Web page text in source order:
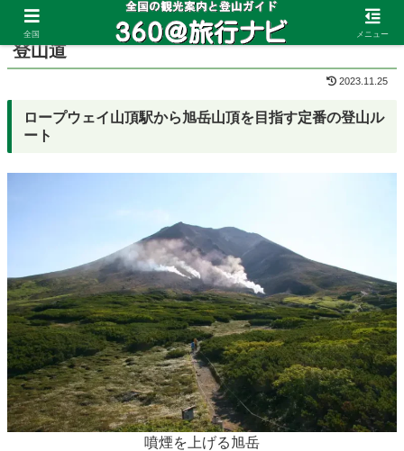
ホーム 北海道 大雪山
登山道
2023.11.25
ロープウェイ山頂駅から旭岳山頂を目指す定番の登山ル
ート
噴煙を上げる旭岳
全国 メニュー